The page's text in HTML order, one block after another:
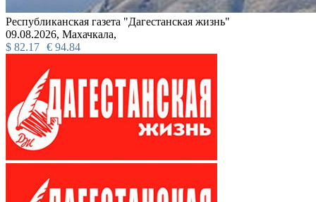
Республиканская газета "Дагестанская жизнь"
09.08.2026, Махачкала,
$ 82.17 € 94.84